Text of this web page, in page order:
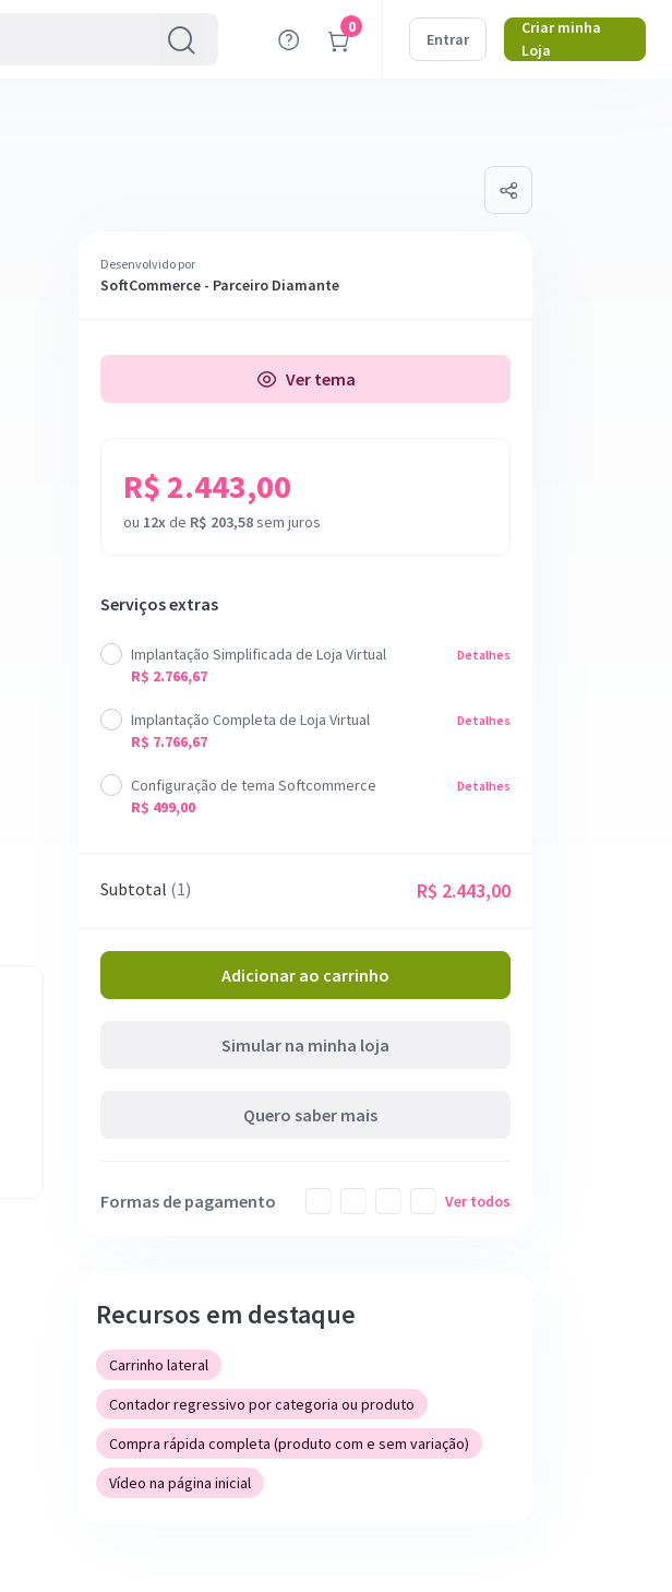
0
Entrar
Criar minha
Loja
Desenvolvido por
SoftCommerce - Parceiro Diamante
Ver tema
R$ 2.443,00
ou 12xde R$ 203,58sem juros
Serviços extras
Implantação Simplificada de Loja Virtual
R$ 2.766,67
Detalhes
Implantação Completa de Loja Virtual
R$ 7.766,67
Detalhes
Configuração de tema Softcommerce
R$ 499,00
Detalhes
Subtotal (1) R$ 2.443,00
Adicionar ao carrinho
Simular na minha loja
Quero saber mais
Formas de pagamento Ver todos
Recursos em destaque
Carrinho lateral
Contador regressivo por categoria ou produto
Compra rápida completa (produto com e sem variação)
Vídeo na página inicial